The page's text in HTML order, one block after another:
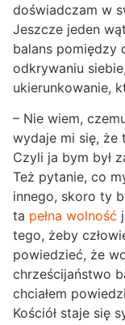
doświadczam w
Jeszcze jeden
balans pomiędzy
odkrywaniu
ukierunkowanie,
– Nie wiem,
wydaje mi się, że
Czyli ja bym był
Też pytanie, co
innego, skoro ty
ta pełna wolność
tego, żeby
powiedzieć, że
chrześcijaństwo
chciałem
Kościół staje się